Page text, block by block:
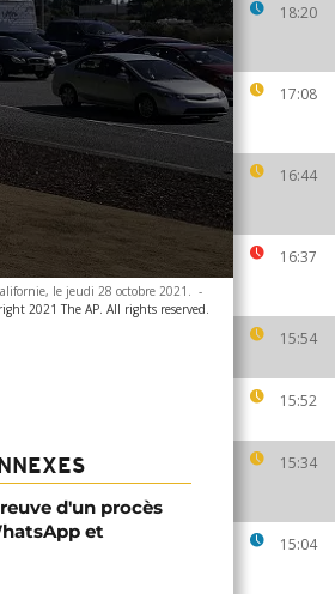
18:20
17:08
16:44
16:37
15:54
15:52
15:34
15:04
le jeudi 28 octobre 2021. -
2021 The AP. All rights reserved.
d'un procès
et